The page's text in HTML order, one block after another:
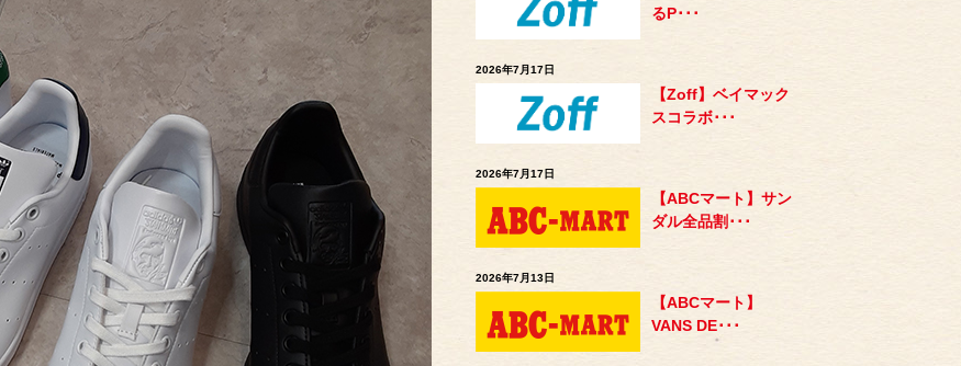
るP･･･
2026年7月17日
【Zoff】ベイマック
スコラボ･･･
2026年7月17日
【ABCマート】サン
ダル全品割･･･
2026年7月13日
【ABCマート】
VANS DE･･･